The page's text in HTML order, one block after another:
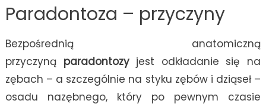
Paradontoza – przyczyny
Bezpośrednią anatomiczną
przyczyną paradontozy jest odkładanie się na
zębach – a szczególnie na styku zębów i dziąseł –
osadu nazębnego, który po pewnym czasie